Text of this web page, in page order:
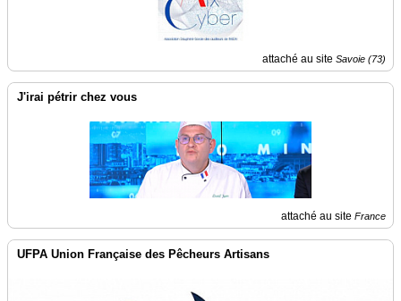
attaché au site Savoie (73)
J'irai pétrir chez vous
attaché au site France
UFPA Union Française des Pêcheurs Artisans